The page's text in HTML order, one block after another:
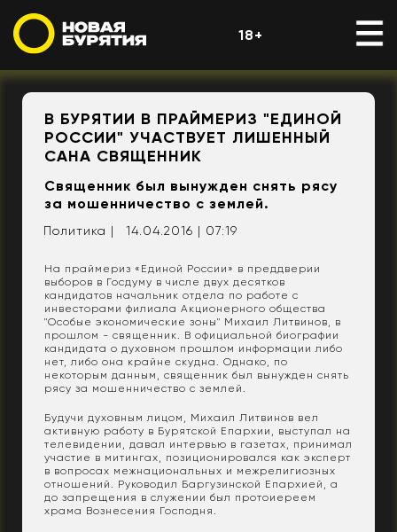
18+
В БУРЯТИИ В ПРАЙМЕРИЗ "ЕДИНОЙ
РОССИИ" УЧАСТВУЕТ ЛИШЕННЫЙ
САНА СВЯЩЕННИК
Священник был вынужден снять рясу
за мошенничество с землей.
Политика | 14.04.2016 | 07:19
На праймериз «Единой России» в преддверии
выборов в Госдуму в числе двух десятков
кандидатов начальник отдела по работе с
инвесторами филиала Акционерного общества
"Особые экономические зоны" Михаил Литвинов, в
прошлом - священник. В официальной биографии
кандидата о духовном прошлом информации либо
нет, либо она крайне скудна. Однако, по
некоторым данным, священник был вынужден снять
рясу за мошенничество с землей.
Будучи духовным лицом, Михаил Литвинов вел
активную работу в Бурятской Епархии, выступал на
телевидении, давал интервью в газетах, принимал
участие в митингах, позиционировался как эксперт
в вопросах межнациональных и межрелигиозных
отношений. Руководил Баргузинской Епархией, а
до запрещения в служении был протоиереем
храма Вознесения Господня.